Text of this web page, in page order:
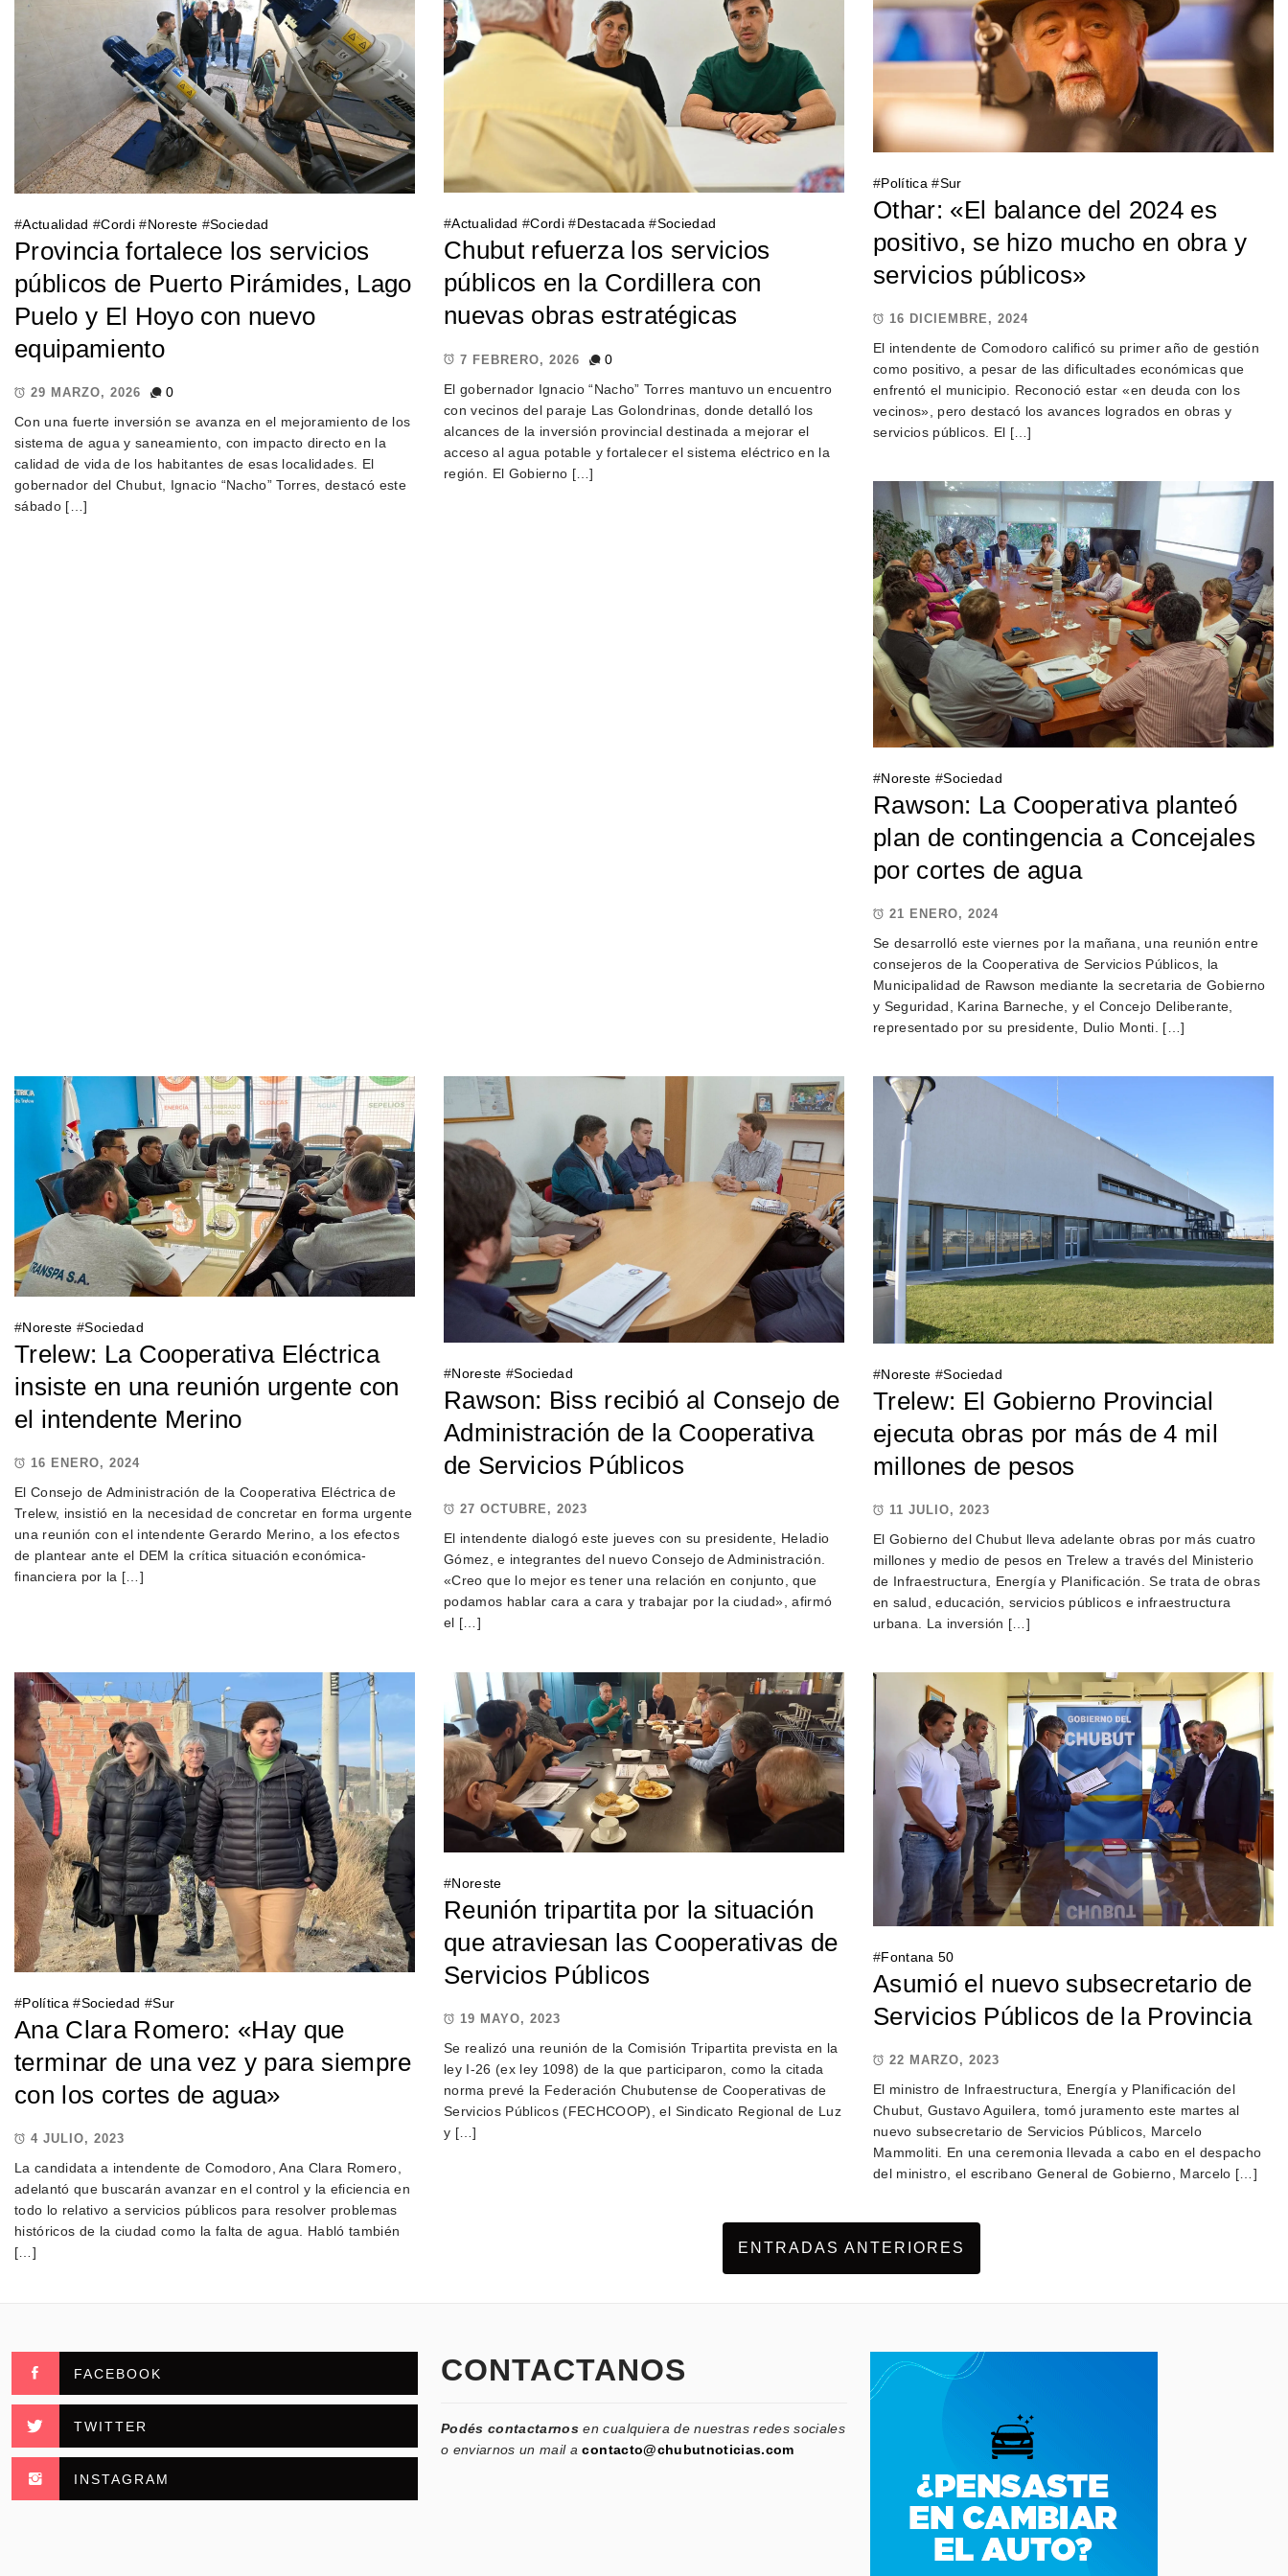
#Actualidad #Cordi #Noreste #Sociedad
Provincia fortalece los servicios
públicos de Puerto Pirámides, Lago
Puelo y El Hoyo con nuevo
equipamiento
29 MARZO, 2026
0
Con una fuerte inversión se avanza en el mejoramiento de los
sistema de agua y saneamiento, con impacto directo en la
calidad de vida de los habitantes de esas localidades. El
gobernador del Chubut, Ignacio “Nacho” Torres, destacó este
sábado […]
#Actualidad #Cordi #Destacada #Sociedad
Chubut refuerza los servicios
públicos en la Cordillera con
nuevas obras estratégicas
7 FEBRERO, 2026
0
El gobernador Ignacio “Nacho” Torres mantuvo un encuentro
con vecinos del paraje Las Golondrinas, donde detalló los
alcances de la inversión provincial destinada a mejorar el
acceso al agua potable y fortalecer el sistema eléctrico en la
región. El Gobierno […]
#Política #Sur
Othar: «El balance del 2024 es
positivo, se hizo mucho en obra y
servicios públicos»
16 DICIEMBRE, 2024
El intendente de Comodoro calificó su primer año de gestión
como positivo, a pesar de las dificultades económicas que
enfrentó el municipio. Reconoció estar «en deuda con los
vecinos», pero destacó los avances logrados en obras y
servicios públicos. El […]
#Noreste #Sociedad
Rawson: La Cooperativa planteó
plan de contingencia a Concejales
por cortes de agua
21 ENERO, 2024
Se desarrolló este viernes por la mañana, una reunión entre
consejeros de la Cooperativa de Servicios Públicos, la
Municipalidad de Rawson mediante la secretaria de Gobierno
y Seguridad, Karina Barneche, y el Concejo Deliberante,
representado por su presidente, Dulio Monti. […]
#Noreste #Sociedad
Trelew: La Cooperativa Eléctrica
insiste en una reunión urgente con
el intendente Merino
16 ENERO, 2024
El Consejo de Administración de la Cooperativa Eléctrica de
Trelew, insistió en la necesidad de concretar en forma urgente
una reunión con el intendente Gerardo Merino, a los efectos
de plantear ante el DEM la crítica situación económica-
financiera por la […]
#Noreste #Sociedad
Rawson: Biss recibió al Consejo de
Administración de la Cooperativa
de Servicios Públicos
27 OCTUBRE, 2023
El intendente dialogó este jueves con su presidente, Heladio
Gómez, e integrantes del nuevo Consejo de Administración.
«Creo que lo mejor es tener una relación en conjunto, que
podamos hablar cara a cara y trabajar por la ciudad», afirmó
el […]
#Noreste #Sociedad
Trelew: El Gobierno Provincial
ejecuta obras por más de 4 mil
millones de pesos
11 JULIO, 2023
El Gobierno del Chubut lleva adelante obras por más cuatro
millones y medio de pesos en Trelew a través del Ministerio
de Infraestructura, Energía y Planificación. Se trata de obras
en salud, educación, servicios públicos e infraestructura
urbana. La inversión […]
#Política #Sociedad #Sur
Ana Clara Romero: «Hay que
terminar de una vez y para siempre
con los cortes de agua»
4 JULIO, 2023
La candidata a intendente de Comodoro, Ana Clara Romero,
adelantó que buscarán avanzar en el control y la eficiencia en
todo lo relativo a servicios públicos para resolver problemas
históricos de la ciudad como la falta de agua. Habló también
[…]
#Noreste
Reunión tripartita por la situación
que atraviesan las Cooperativas de
Servicios Públicos
19 MAYO, 2023
Se realizó una reunión de la Comisión Tripartita prevista en la
ley I-26 (ex ley 1098) de la que participaron, como la citada
norma prevé la Federación Chubutense de Cooperativas de
Servicios Públicos (FECHCOOP), el Sindicato Regional de Luz
y […]
#Fontana 50
Asumió el nuevo subsecretario de
Servicios Públicos de la Provincia
22 MARZO, 2023
El ministro de Infraestructura, Energía y Planificación del
Chubut, Gustavo Aguilera, tomó juramento este martes al
nuevo subsecretario de Servicios Públicos, Marcelo
Mammoliti. En una ceremonia llevada a cabo en el despacho
del ministro, el escribano General de Gobierno, Marcelo […]
ENTRADAS ANTERIORES
FACEBOOK
TWITTER
INSTAGRAM
CONTACTANOS
Podés contactarnos en cualquiera de nuestras redes sociales
o enviarnos un mail acontacto@chubutnoticias.com